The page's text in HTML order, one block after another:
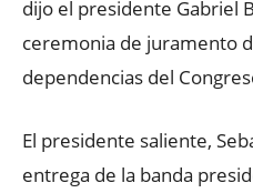
dijo el presidente Gabriel
ceremonia de juramento
dependencias del
El presidente saliente,
entrega de la banda